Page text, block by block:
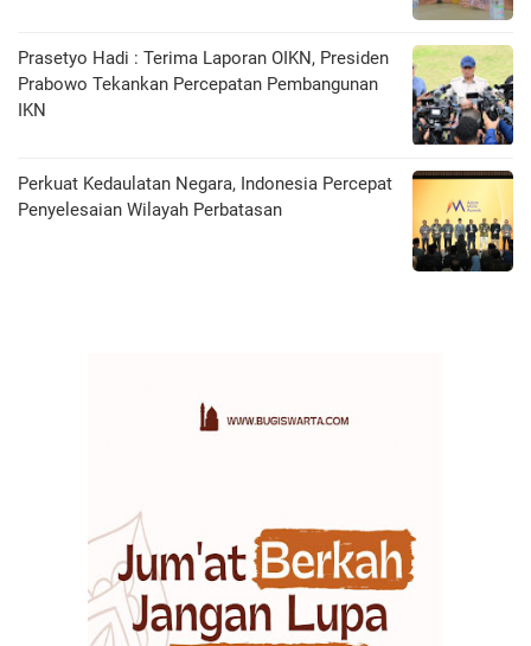
Prasetyo Hadi : Terima Laporan OIKN, Presiden
Prabowo Tekankan Percepatan Pembangunan
IKN
Perkuat Kedaulatan Negara, Indonesia Percepat
Penyelesaian Wilayah Perbatasan